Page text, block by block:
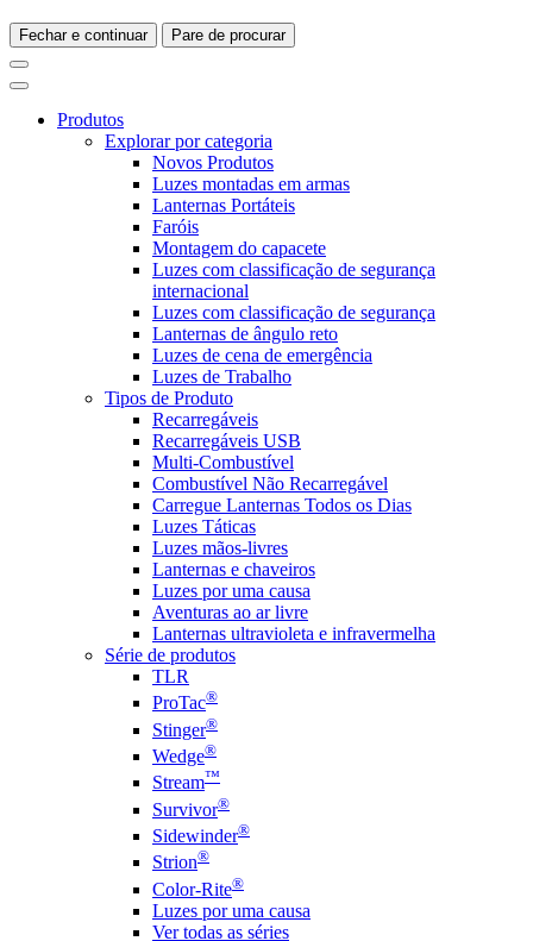
Fechar e continuar Pare de procurar
Produtos
Explorar por categoria
Novos Produtos
Luzes montadas em armas
Lanternas Portáteis
Faróis
Montagem do capacete
Luzes com classificação de segurança
internacional
Luzes com classificação de segurança
Lanternas de ângulo reto
Luzes de cena de emergência
Luzes de Trabalho
Tipos de Produto
Recarregáveis
Recarregáveis USB
Multi-Combustível
Combustível Não Recarregável
Carregue Lanternas Todos os Dias
Luzes Táticas
Luzes mãos-livres
Lanternas e chaveiros
Luzes por uma causa
Aventuras ao ar livre
Lanternas ultravioleta e infravermelha
Série de produtos
TLR
ProTac®
Stinger®
Wedge®
Stream™
Survivor®
Sidewinder®
Strion®
Color-Rite®
Luzes por uma causa
Ver todas as séries